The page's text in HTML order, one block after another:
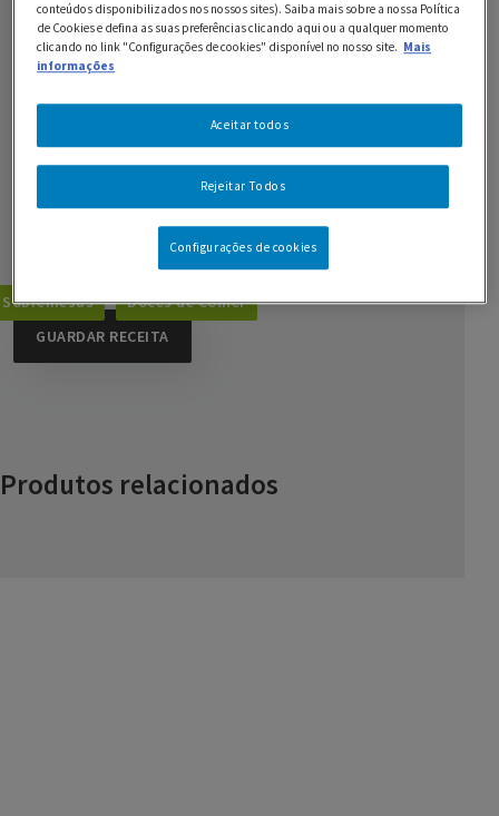
PARA O IOGURTE:
100 g de Leite em Pó MOLICO + 900ml de água
3 c. de sopa de Leite em Pó MOLICO
1 Iogurte LONGA VIDA Natural
3 c. de sopa de açúcar mascavado
1 c. de café de canela em pó
GUARDAR RECEITA
Sobremesas Doces de Colher
Produtos relacionados
conteúdos disponibilizados nos nossos sites). Saiba mais sobre a nossa Política
de Cookies e defina as suas preferências clicando aqui ou a qualquer momento
clicando no link "Configurações de cookies" disponível no nosso site. Mais
informações
Rejeitar Todos
Aceitar todos
Configurações de cookies